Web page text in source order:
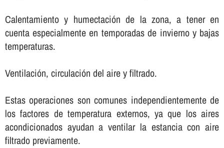
Calentamiento y humectación de la zona, a tener en
cuenta especialmente en temporadas de invierno y bajas
temperaturas.
Ventilación, circulación del aire y filtrado.
Estas operaciones son comunes independientemente de
los factores de temperatura externos, ya que los aires
acondicionados ayudan a ventilar la estancia con aire
filtrado previamente.